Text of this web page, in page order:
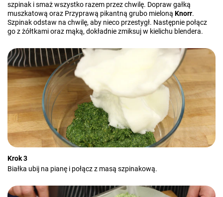
szpinak i smaż wszystko razem przez chwilę. Dopraw gałką
muszkatową oraz Przyprawą pikantną grubo mieloną Knorr.
Szpinak odstaw na chwilę, aby nieco przestygł. Następnie połącz
go z żółtkami oraz mąką, dokładnie zmiksuj w kielichu blendera.
Krok 3
Białka ubij na pianę i połącz z masą szpinakową.